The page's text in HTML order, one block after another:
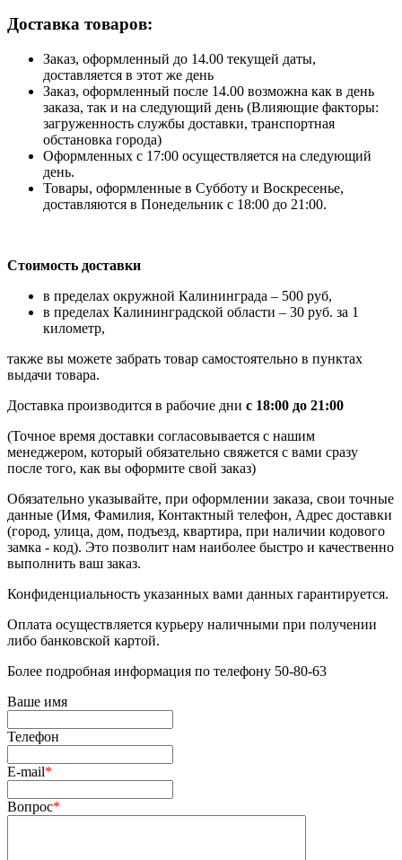
Доставка товаров:
Заказ, оформленный до 14.00 текущей даты,
доставляется в этот же день
Заказ, оформленный после 14.00 возможна как в день
заказа, так и на следующий день (Влияющие факторы:
загруженность службы доставки, транспортная
обстановка города)
Оформленных с 17:00 осуществляется на следующий
день.
Товары, оформленные в Субботу и Воскресенье,
доставляются в Понедельник с 18:00 до 21:00.
Стоимость доставки
в пределах окружной Калининграда – 500 руб,
в пределах Калининградской области – 30 руб. за 1
километр,
также вы можете забрать товар самостоятельно в пунктах
выдачи товара.
Доставка производится в рабочие дни с 18:00 до 21:00
(Точное время доставки согласовывается с нашим
менеджером, который обязательно свяжется с вами сразу
после того, как вы оформите свой заказ)
Обязательно указывайте, при оформлении заказа, свои точные
данные (Имя, Фамилия, Контактный телефон, Адрес доставки
(город, улица, дом, подъезд, квартира, при наличии кодового
замка - код). Это позволит нам наиболее быстро и качественно
выполнить ваш заказ.
Конфиденциальность указанных вами данных гарантируется.
Оплата осуществляется курьеру наличными при получении
либо банковской картой.
Более подробная информация по телефону 50-80-63
Ваше имя
Телефон
E-mail*
Вопрос*